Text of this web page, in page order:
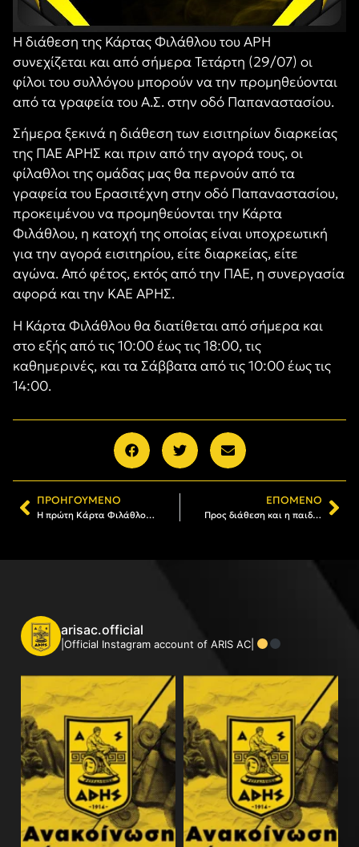
Η διάθεση της Κάρτας Φιλάθλου του ΑΡΗ
συνεχίζεται και από σήμερα Τετάρτη (29/07) οι
φίλοι του συλλόγου μπορούν να την προμηθεύονται
από τα γραφεία του Α.Σ. στην οδό Παπαναστασίου.
Σήμερα ξεκινά η διάθεση των εισιτηρίων διαρκείας
της ΠΑΕ ΑΡΗΣ και πριν από την αγορά τους, οι
φίλαθλοι της ομάδας μας θα περνούν από τα
γραφεία του Ερασιτέχνη στην οδό Παπαναστασίου,
προκειμένου να προμηθεύονται την Κάρτα
Φιλάθλου, η κατοχή της οποίας είναι υποχρεωτική
για την αγορά εισιτηρίου, είτε διαρκείας, είτε
αγώνα. Από φέτος, εκτός από την ΠΑΕ, η συνεργασία
αφορά και την ΚΑΕ ΑΡΗΣ.
Η Κάρτα Φιλάθλου θα διατίθεται από σήμερα και
στο εξής από τις 10:00 έως τις 18:00, τις
καθημερινές, και τα Σάββατα από τις 10:00 έως τις
14:00.
ΠΡΟΗΓΟΎΜΕΝΟ
Η πρώτη Κάρτα Φιλάθλου για τη σεζόν 2020-21
ΕΠΌΜΕΝΟ
Προς διάθεση και η παιδική Κάρτα Φιλάθλου
arisac.official
|Official Instagram account of ARIS AC|